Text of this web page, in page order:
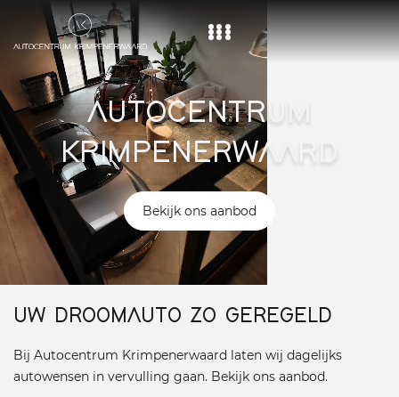
Home
Aanbod
Diensten
Over ons
Vacature
Contact
AUTOCENTRUM
KRIMPENERWAARD
Bekijk ons aanbod
UW DROOMAUTO ZO GEREGELD
Bij Autocentrum Krimpenerwaard laten wij dagelijks
autowensen in vervulling gaan. Bekijk ons aanbod.